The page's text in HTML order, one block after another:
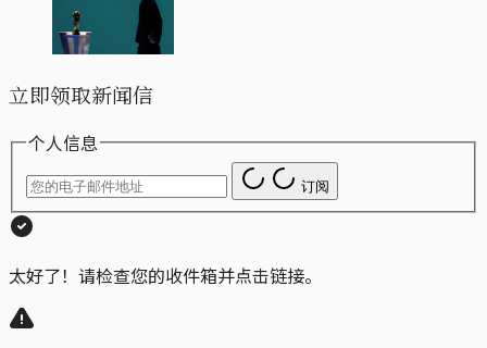
立即领取新闻信
个人信息
订阅
太好了！请检查您的收件箱并点击链接。